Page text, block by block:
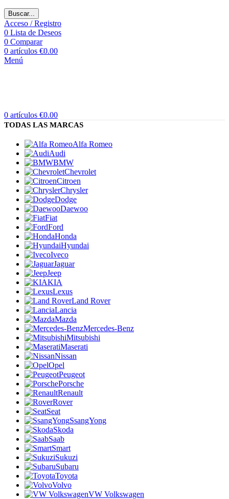
Buscar...
Acceso / Registro
0 Lista de Deseos
0 Comparar
0 artículos €0.00
Menú
0 artículos €0.00
TODAS LAS MARCAS
Alfa Romeo
Audi
BMW
Chevrolet
Citroen
Chrysler
Dodge
Daewoo
Fiat
Ford
Honda
Hyundai
Iveco
Jaguar
Jeep
KIA
Lexus
Land Rover
Lancia
Mazda
Mercedes-Benz
Mitsubishi
Maserati
Nissan
Opel
Peugeot
Porsche
Renault
Rover
Seat
SsangYong
Skoda
Saab
Smart
Sukuzi
Subaru
Toyota
Volvo
VW Volkswagen